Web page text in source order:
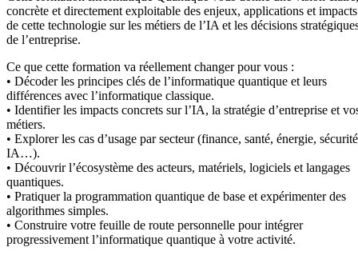
concrète et directement exploitable des enjeux, applications et impacts
de cette technologie sur les métiers de l’IA et les décisions
de l’entreprise.
Ce que cette formation va réellement changer pour vous :
• Décoder les principes clés de l’informatique quantique et leurs
différences avec l’informatique classique.
• Identifier les impacts concrets sur l’IA, la stratégie d’entreprise et
métiers.
• Explorer les cas d’usage par secteur (finance, santé, énergie,
IA…).
• Découvrir l’écosystème des acteurs, matériels, logiciels et langages
quantiques.
• Pratiquer la programmation quantique de base et expérimenter des
algorithmes simples.
• Construire votre feuille de route personnelle pour intégrer
progressivement l’informatique quantique à votre activité.